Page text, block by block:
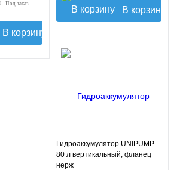
Под заказ
В корзину
В корзину
Гидроаккумулятор UNIPUMP
80 л вертикальный, фланец
нерж